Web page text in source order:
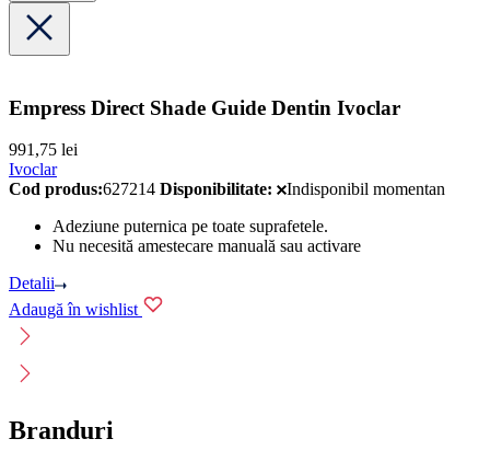
Empress Direct Shade Guide Dentin Ivoclar
991,75 lei
Ivoclar
Cod produs:627214 Disponibilitate:
Indisponibil momentan
Adeziune puternica pe toate suprafetele.
Nu necesită amestecare manuală sau activare
Detalii
Adaugă în wishlist
Branduri